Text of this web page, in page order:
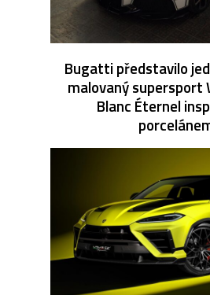
Bugatti představilo
malovaný supersport
Blanc Éternel